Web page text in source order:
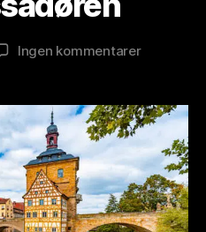
Innleggsforfatter
w
l
o
n
is
t
Ingen kommentarertil